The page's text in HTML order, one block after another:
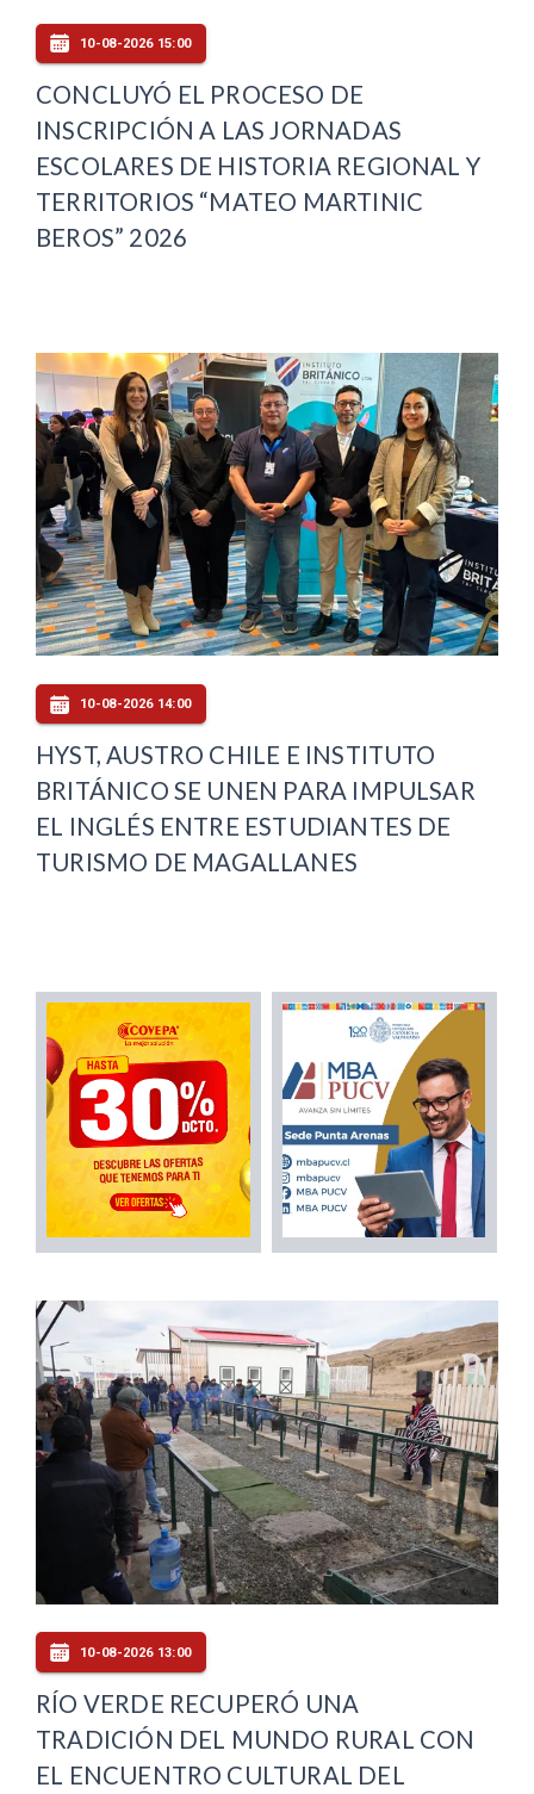
10-08-2026 15:00
CONCLUYÓ EL PROCESO DE
INSCRIPCIÓN A LAS JORNADAS
ESCOLARES DE HISTORIA REGIONAL Y
TERRITORIOS “MATEO MARTINIC
BEROS” 2026
10-08-2026 14:00
HYST, AUSTRO CHILE E INSTITUTO
BRITÁNICO SE UNEN PARA IMPULSAR
EL INGLÉS ENTRE ESTUDIANTES DE
TURISMO DE MAGALLANES
10-08-2026 13:00
RÍO VERDE RECUPERÓ UNA
TRADICIÓN DEL MUNDO RURAL CON
EL ENCUENTRO CULTURAL DEL